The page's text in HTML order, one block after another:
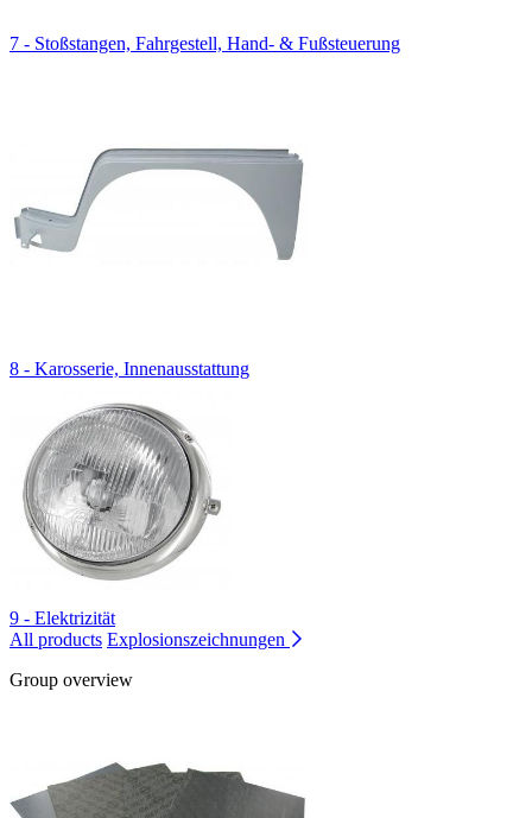
7 - Stoßstangen, Fahrgestell, Hand- & Fußsteuerung
8 - Karosserie, Innenausstattung
9 - Elektrizität
All products Explosionszeichnungen
Group overview